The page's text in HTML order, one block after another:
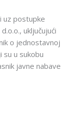
uz postupke
uključujući
o jednostavnoj
su u sukobu
javne nabave